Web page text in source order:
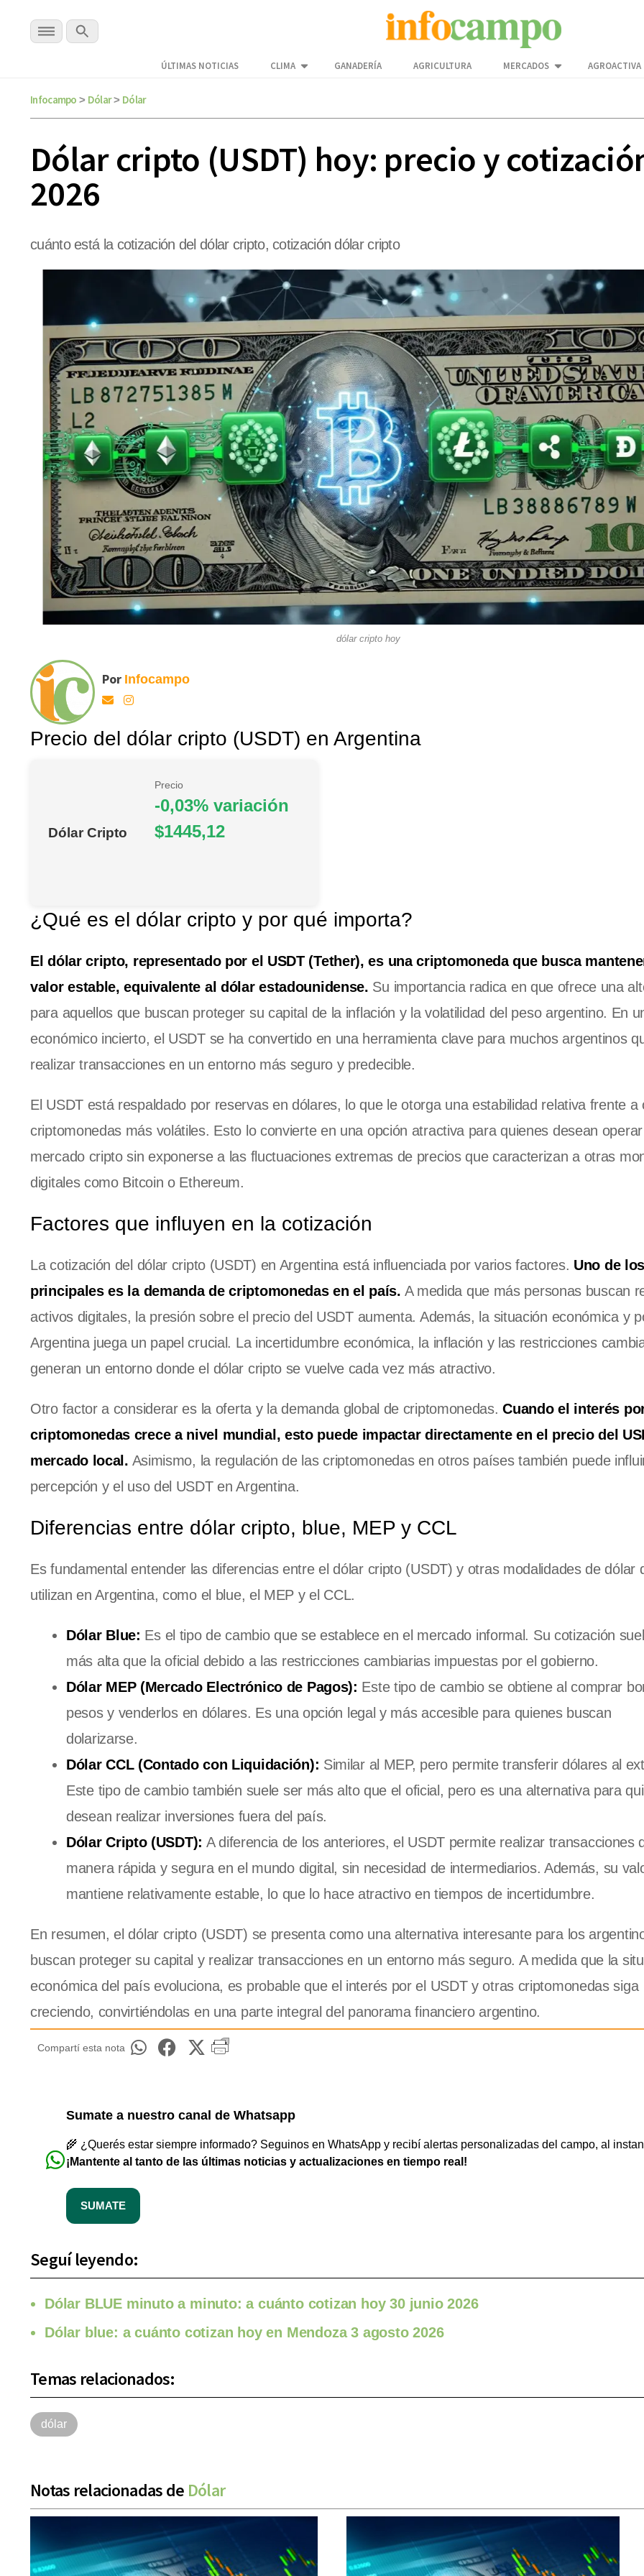
ÚLTIMAS NOTICIAS CLIMA GANADERÍA AGRICULTURA MERCADOS AGROACTIVA
Infocampo > Dólar> Dólar
Dólar cripto (USDT) hoy: precio y
2026
cuánto está la cotización del dólar cripto, cotización dólar cripto
dólar cripto hoy
Por Infocampo
Precio del dólar cripto (USDT) en Argentina
Dólar Cripto
Precio
-0,03% variación
$1445,12
¿Qué es el dólar cripto y por qué importa?
El dólar cripto, representado por el USDT (Tether), es una criptomoneda que busca
valor estable, equivalente al dólar estadounidense. Su importancia radica en que ofrece una
para aquellos que buscan proteger su capital de la inflación y la volatilidad del peso argentino. En
económico incierto, el USDT se ha convertido en una herramienta clave para muchos argentinos
realizar transacciones en un entorno más seguro y predecible.
El USDT está respaldado por reservas en dólares, lo que le otorga una estabilidad relativa frente a
criptomonedas más volátiles. Esto lo convierte en una opción atractiva para quienes desean
mercado cripto sin exponerse a las fluctuaciones extremas de precios que caracterizan a otras
digitales como Bitcoin o Ethereum.
Factores que influyen en la cotización
La cotización del dólar cripto (USDT) en Argentina está influenciada por varios factores. Uno de los
principales es la demanda de criptomonedas en el país. A medida que más personas buscan
activos digitales, la presión sobre el precio del USDT aumenta. Además, la situación económica y
Argentina juega un papel crucial. La incertidumbre económica, la inflación y las restricciones
generan un entorno donde el dólar cripto se vuelve cada vez más atractivo.
Otro factor a considerar es la oferta y la demanda global de criptomonedas.Cuando el interés
criptomonedas crece a nivel mundial, esto puede impactar directamente en el precio del
mercado local. Asimismo, la regulación de las criptomonedas en otros países también puede
percepción y el uso del USDT en Argentina.
Diferencias entre dólar cripto, blue, MEP y CCL
Es fundamental entender las diferencias entre el dólar cripto (USDT) y otras modalidades de dólar
utilizan en Argentina, como el blue, el MEP y el CCL.
Dólar Blue: Es el tipo de cambio que se establece en el mercado informal. Su cotización
más alta que la oficial debido a las restricciones cambiarias impuestas por el gobierno.
Dólar MEP (Mercado Electrónico de Pagos): Este tipo de cambio se obtiene al comprar
pesos y venderlos en dólares. Es una opción legal y más accesible para quienes buscan
dolarizarse.
Dólar CCL (Contado con Liquidación): Similar al MEP, pero permite transferir dólares al
Este tipo de cambio también suele ser más alto que el oficial, pero es una alternativa para
desean realizar inversiones fuera del país.
Dólar Cripto (USDT): A diferencia de los anteriores, el USDT permite realizar transacciones
manera rápida y segura en el mundo digital, sin necesidad de intermediarios. Además, su
mantiene relativamente estable, lo que lo hace atractivo en tiempos de incertidumbre.
En resumen, el dólar cripto (USDT) se presenta como una alternativa interesante para los
buscan proteger su capital y realizar transacciones en un entorno más seguro. A medida que la
económica del país evoluciona, es probable que el interés por el USDT y otras criptomonedas siga
creciendo, convirtiéndolas en una parte integral del panorama financiero argentino.
Compartí esta nota
Sumate a nuestro canal de Whatsapp
🌾 ¿Querés estar siempre informado? Seguinos en WhatsApp y recibí alertas personalizadas del campo, al
¡Mantente al tanto de las últimas noticias y actualizaciones en tiempo real!
SUMATE
Seguí leyendo:
Dólar BLUE minuto a minuto: a cuánto cotizan hoy 30 junio 2026
Dólar blue: a cuánto cotizan hoy en Mendoza 3 agosto 2026
Temas relacionados:
dólar
Notas relacionadas de Dólar